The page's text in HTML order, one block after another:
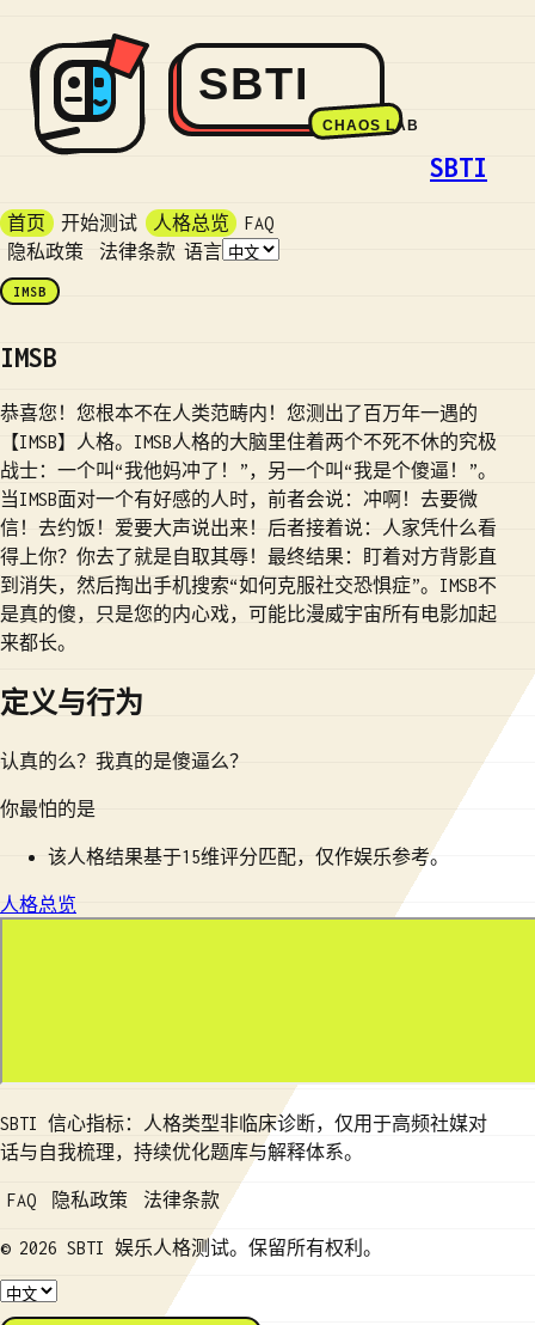
SBTI
首页 开始测试 人格总览
FAQ
隐私政策
法律条款 语言
IMSB
IMSB
恭喜您！您根本不在人类范畴内！您测出了百万年一遇的
【IMSB】人格。IMSB人格的大脑里住着两个不死不休的究极
战士：一个叫“我他妈冲了！”，另一个叫“我是个傻逼！”。
当IMSB面对一个有好感的人时，前者会说：冲啊！去要微
信！去约饭！爱要大声说出来！后者接着说：人家凭什么看
得上你？你去了就是自取其辱！最终结果：盯着对方背影直
到消失，然后掏出手机搜索“如何克服社交恐惧症”。IMSB不
是真的傻，只是您的内心戏，可能比漫威宇宙所有电影加起
来都长。
定义与行为
认真的么？我真的是傻逼么？
你最怕的是
该人格结果基于15维评分匹配，仅作娱乐参考。
人格总览
SBTI 信心指标：人格类型非临床诊断，仅用于高频社媒对
话与自我梳理，持续优化题库与解释体系。
FAQ 隐私政策 法律条款
© 2026 SBTI 娱乐人格测试。保留所有权利。